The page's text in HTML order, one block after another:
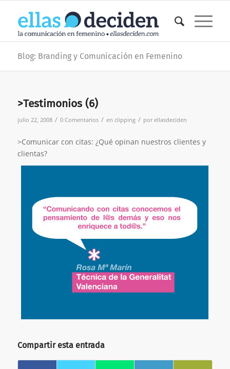
Blog: Branding y Comunicación en Femenino
>Testimonios (6)
julio 22, 2008 / 0 Comentarios / en clipping / porellasdeciden
>Comunicar con citas: ¿Qué opinan nuestros clientes y
clientas?
Compartir esta entrada